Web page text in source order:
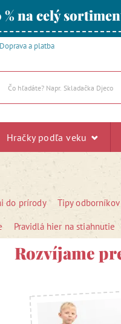
% na celý
Doprava a platba
Hračky podľa veku
do prírody Tipy odborníkov
Pravidlá hier na stiahnutie
Rozvíjame